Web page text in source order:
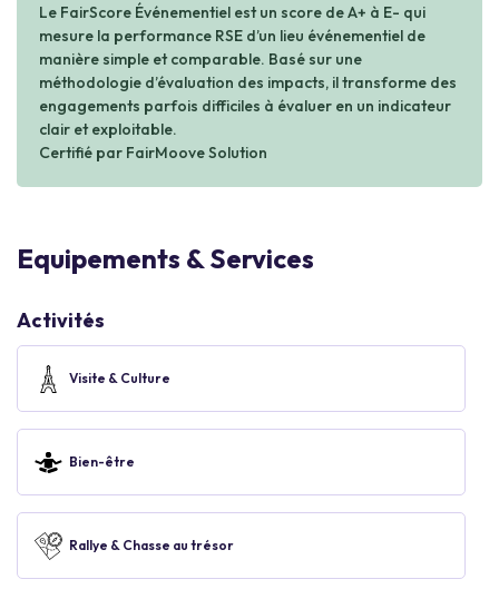
Le FairScore Événementiel est un score de A+ à E- qui
mesure la performance RSE d’un lieu événementiel de
manière simple et comparable. Basé sur une
méthodologie d’évaluation des impacts, il transforme des
engagements parfois difficiles à évaluer en un indicateur
clair et exploitable.
Certifié par FairMoove Solution
Equipements & Services
Activités
Visite & Culture
Bien-être
Rallye & Chasse au trésor